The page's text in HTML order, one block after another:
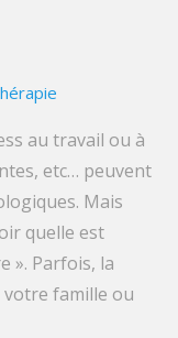
au travail ou à
etc… peuvent
Mais
quelle est
». Parfois, la
votre famille ou